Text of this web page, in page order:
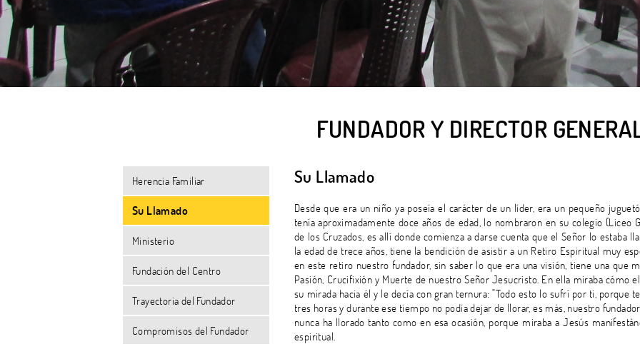
FUNDADOR Y DIRECTOR
Herencia Familiar
Su Llamado
Ministerio
Fundación del Centro
Trayectoria del Fundador
Compromisos del Fundador
Su Llamado
Desde que era un niño ya poseía el carácter de un líder, era un pequeño
tenía aproximadamente doce años de edad, lo nombraron en su colegio (Liceo
de los Cruzados, es allí donde comienza a darse cuenta que el Señor lo estaba
la edad de trece años, tiene la bendición de asistir a un Retiro Espiritual muy
en este retiro nuestro fundador, sin saber lo que era una visión, tiene una que
Pasión, Crucifixión y Muerte de nuestro Señor Jesucristo. En ella miraba cómo
su mirada hacia él y le decía con gran ternura: "Todo esto lo sufrí por ti, porque
tres horas y durante ese tiempo no podía dejar de llorar, es más, nuestro
nunca ha llorado tanto como en esa ocasión, porque miraba a Jesús
espiritual.